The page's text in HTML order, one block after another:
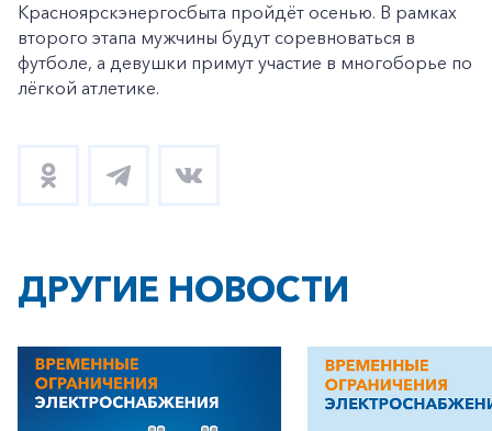
+7-800-700-24-57
Заказать обратный звонок
Частным клиентам
Красноярскэнергосбыта пройдёт осенью. В рамках
второго этапа мужчины будут соревноваться в
футболе, а девушки примут участие в многоборье по
лёгкой атлетике.
ДРУГИЕ НОВОСТИ